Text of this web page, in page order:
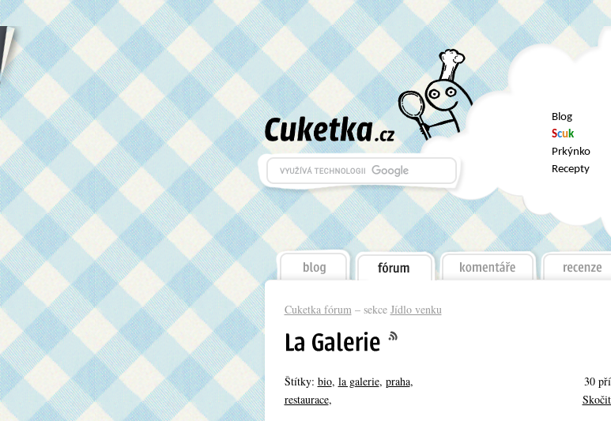
Blog
Scuk
Prkýnko
Recepty
Cuketka fórum– sekce Jídlo venku
Štítky: bio, la galerie, praha,
restaurace,
30